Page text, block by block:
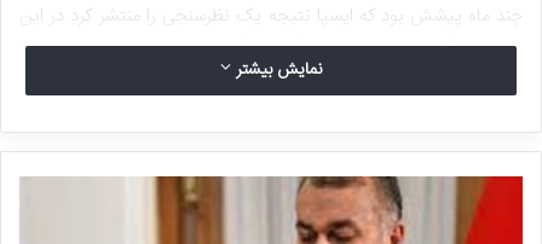
چند ماه پیشش بود که ایسپا نتیجه یک نظرسنجی را منتشر کرد در این
نظرسنجی کاهش محبوبیت صداوسیما برای مرجعیت خبری بین مردم بود
شرایطی که این رسانه در سال گذشته حدود ۸ هزار میلیارد تومان بودجه به
این سازمان تخصیص داده شده است.
نمایش بیشتر